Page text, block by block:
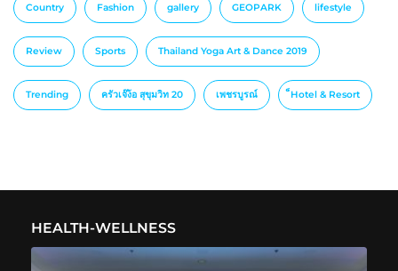
Country Fashion gallery GEOPARK lifestyle
Review Sports Thailand Yoga Art & Dance 2019
Trending ครัวเจ๊ง้อ สุขุมวิท 20 เพชรบูรณ์ ็Hotel & Resort
HEALTH-WELLNESS